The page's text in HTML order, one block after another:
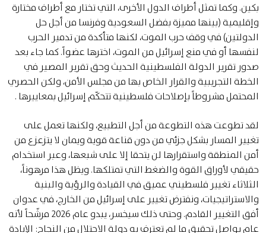
بكين. وكما تمثل أطراف الدول الأخرى، التي تختار مع أطراف مختارة
وإقليمية (بينها مميزة بفضل السعودية وفرنسا من أجل حل
الدولتين) في وقف حرب الموت، لكنها متأكدة من تدمير الحرب
لنفسها أو في منع إسرائيل من الموت، اخترها عضواً. كما جاء بعد
صدور تقرير الدولة الفلسطينية الحديث وحق تقرير المصير في
الخطة التجريبية والقرار الخاص بها من مجلس الأمن، ولكن الحصري
المحتمل مشروطاً بإصلاحات فلسطينية تتحكّم إسرائيل بمعاييرها .
لقد تطوعت هذه التطوعة من أجل التطبيع، ولكنها تعمل على
تغيير المسار بشكل جزئي من دون قناعة قوية ويمان لا يتزعزع من
أمن المنطقة واستقرارها لن يتحقا إلا على شبعها، وعبر استخدام
حقيقي لأوراق القوة والضغط التي تمتلكها. ويظل هذا مرهوناً،
الثلاثاء تغيير فلسطيني عميق في القيادة والرؤية والبنية
والاستراتيجيات، ونفترض تغيير على إسرائيل من الخارج، في عدوان
أفق التغيير القادم. وحتى ذلك سيخسر، يبدو عام 2026 مرشّحاً لأنه
عام يواصل تحقيق ما لم تعترف به دولة الاحتلال من النجاح: الإبادة